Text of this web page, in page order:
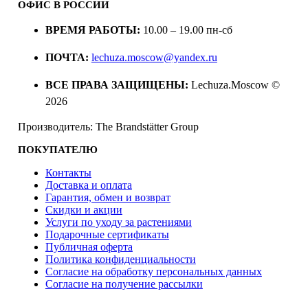
ОФИС В РОССИИ
ВРЕМЯ РАБОТЫ: 10.00 – 19.00 пн-сб
ПОЧТА: lechuza.moscow@yandex.ru
ВСЕ ПРАВА ЗАЩИЩЕНЫ: Lechuza.Moscow ©
2026
Производитель: The Brandstätter Group
ПОКУПАТЕЛЮ
Контакты
Доставка и оплата
Гарантия, обмен и возврат
Скидки и акции
Услуги по уходу за растениями
Подарочные сертификаты
Публичная оферта
Политика конфиденциальности
Согласие на обработку персональных данных
Согласие на получение рассылки